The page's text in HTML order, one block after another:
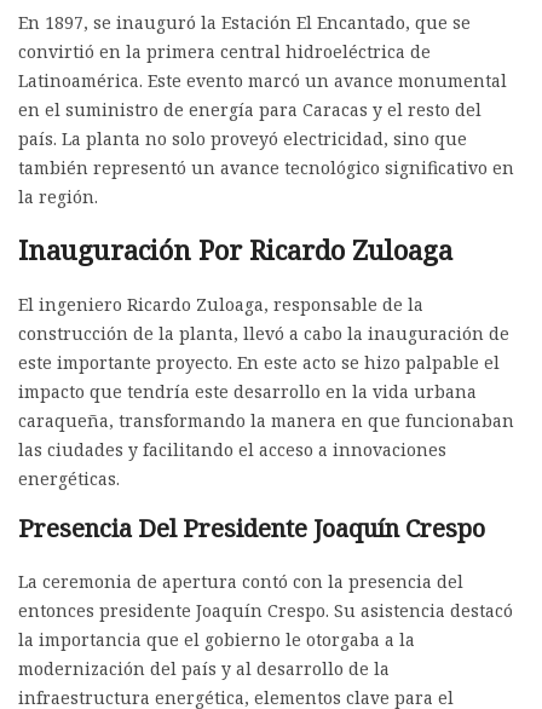
En 1897, se inauguró la Estación El Encantado, que se
convirtió en la primera central hidroeléctrica de
Latinoamérica. Este evento marcó un avance monumental
en el suministro de energía para Caracas y el resto del
país. La planta no solo proveyó electricidad, sino que
también representó un avance tecnológico significativo en
la región.
Inauguración Por Ricardo Zuloaga
El ingeniero Ricardo Zuloaga, responsable de la
construcción de la planta, llevó a cabo la inauguración de
este importante proyecto. En este acto se hizo palpable el
impacto que tendría este desarrollo en la vida urbana
caraqueña, transformando la manera en que funcionaban
las ciudades y facilitando el acceso a innovaciones
energéticas.
Presencia Del Presidente Joaquín Crespo
La ceremonia de apertura contó con la presencia del
entonces presidente Joaquín Crespo. Su asistencia destacó
la importancia que el gobierno le otorgaba a la
modernización del país y al desarrollo de la
infraestructura energética, elementos clave para el